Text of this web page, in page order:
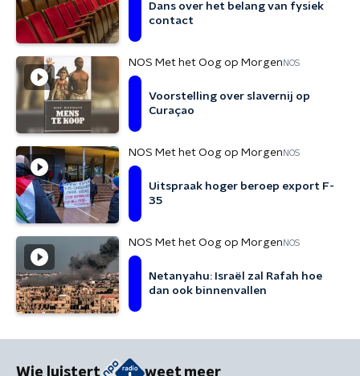
Dans over het belang van fysiek
contact
NOS Met het Oog op Morgen NOS
Voorstelling over slavernij op
Curaçao
NOS Met het Oog op Morgen NOS
Uitspraak hoger beroep export F-
35
NOS Met het Oog op Morgen NOS
Netanyahu: Israël zal Rafah hoe
dan ook binnenvallen
Wie luistert weet meer